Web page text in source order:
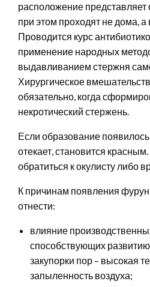
расположение представляет
при этом проходят не дома, а
Проводится курс
применение народных
выдавливанием стержня
Хирургическое
обязательно, когда
некротический стержень.
Если образование появилось
отекает, становится
обратиться к окулисту либо
К причинам появления
отнести:
влияние
способствующих
закупорки пор – высокая
запыленность воздуха;